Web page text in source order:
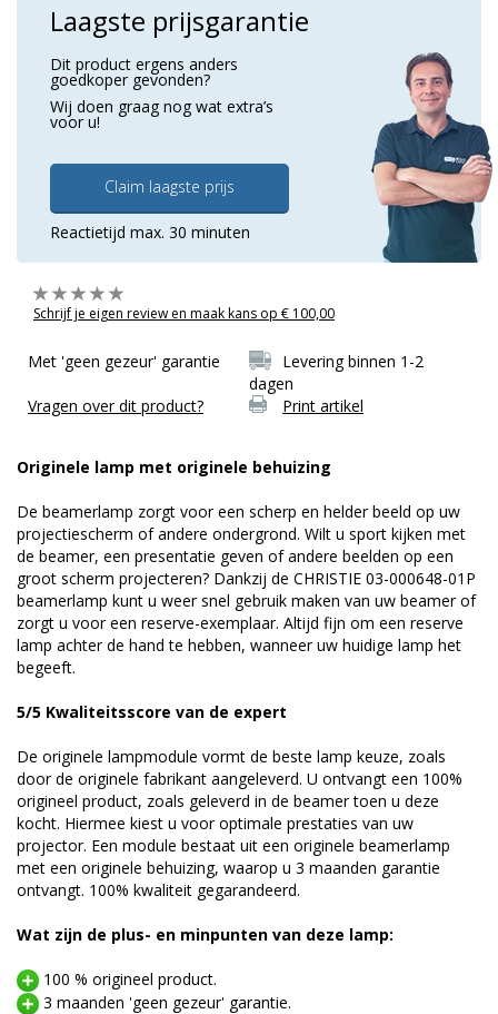
Laagste prijsgarantie
Dit product ergens anders
goedkoper gevonden?
Wij doen graag nog wat extra’s
voor u!
Claim laagste prijs
Reactietijd max. 30 minuten
Schrijf je eigen review en maak kans op € 100,00
Met 'geen gezeur' garantie
Levering binnen 1-2
dagen
Vragen over dit product?
Print artikel
Originele lamp met originele behuizing
De beamerlamp zorgt voor een scherp en helder beeld op uw
projectiescherm of andere ondergrond. Wilt u sport kijken met
de beamer, een presentatie geven of andere beelden op een
groot scherm projecteren? Dankzij de CHRISTIE 03-000648-01P
beamerlamp kunt u weer snel gebruik maken van uw beamer of
zorgt u voor een reserve-exemplaar. Altijd fijn om een reserve
lamp achter de hand te hebben, wanneer uw huidige lamp het
begeeft.
5/5 Kwaliteitsscore van de expert
De originele lampmodule vormt de beste lamp keuze, zoals
door de originele fabrikant aangeleverd. U ontvangt een 100%
origineel product, zoals geleverd in de beamer toen u deze
kocht. Hiermee kiest u voor optimale prestaties van uw
projector. Een module bestaat uit een originele beamerlamp
met een originele behuizing, waarop u 3 maanden garantie
ontvangt. 100% kwaliteit gegarandeerd.
Wat zijn de plus- en minpunten van deze lamp:
100 % origineel product.
3 maanden 'geen gezeur' garantie.